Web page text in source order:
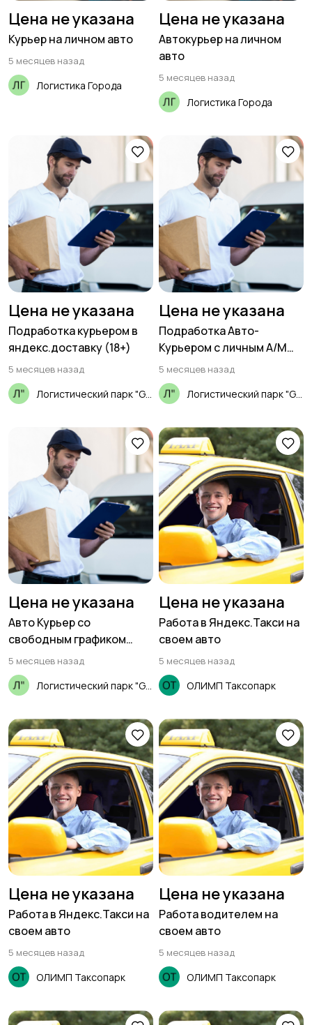
Цена не указана
Курьер на личном авто
5 месяцев назад
Логистика Города
Цена не указана
Автокурьер на личном
авто
5 месяцев назад
Логистика Города
Цена не указана
Подработка курьером в
яндекс.доставку (18+)
5 месяцев назад
Цена не указана
Подработка Авто-
Курьером с личным А/М
(18+)
5 месяцев назад
Цена не указана
Авто Курьер со
свободным графиком
(18+)
5 месяцев назад
Цена не указана
Работа в Яндекс.Такси на
своем авто
5 месяцев назад
ОЛИМП Таксопарк
Цена не указана
Работа в Яндекс.Такси на
своем авто
5 месяцев назад
ОЛИМП Таксопарк
Цена не указана
Работа водителем на
своем авто
5 месяцев назад
ОЛИМП Таксопарк